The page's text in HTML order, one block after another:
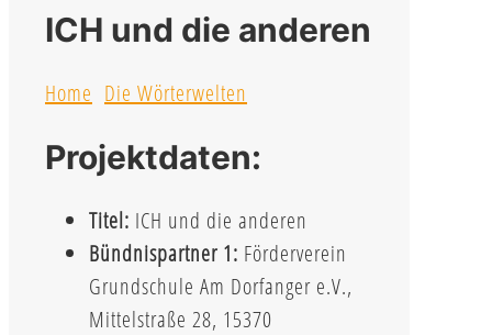
ICH und die anderen
Home Die Wörterwelten
Projektdaten:
Titel: ICH und die anderen
Bündnispartner 1: Förderverein
Grundschule Am Dorfanger e.V.,
Mittelstraße 28, 15370